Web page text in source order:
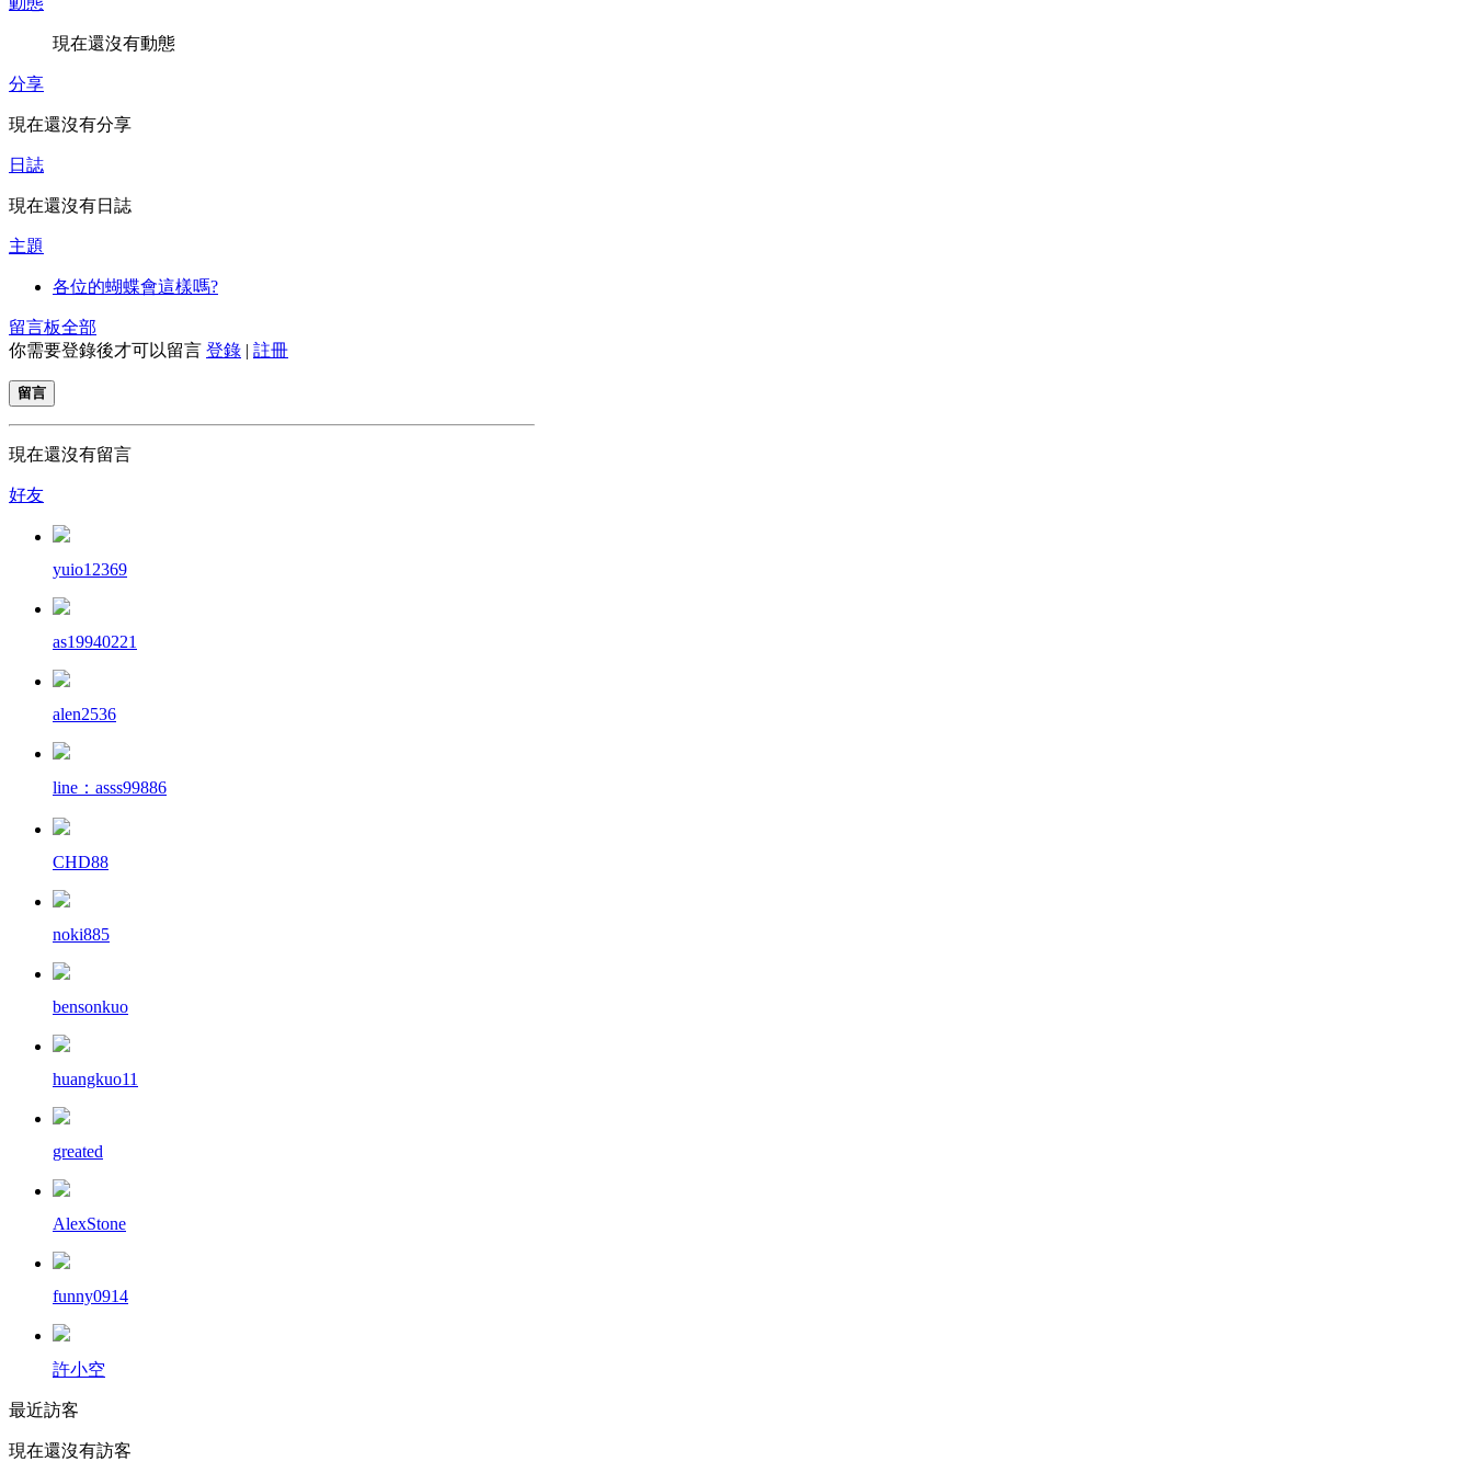
現在還沒有動態
分享
現在還沒有分享
日誌
現在還沒有日誌
主題
各位的蝴蝶會這樣嗎?
留言板全部
你需要登錄後才可以留言 登錄 | 註冊
留言
現在還沒有留言
好友
yuio12369
as19940221
alen2536
line：asss99886
CHD88
noki885
bensonkuo
huangkuo11
greated
AlexStone
funny0914
許小空
最近訪客
現在還沒有訪客